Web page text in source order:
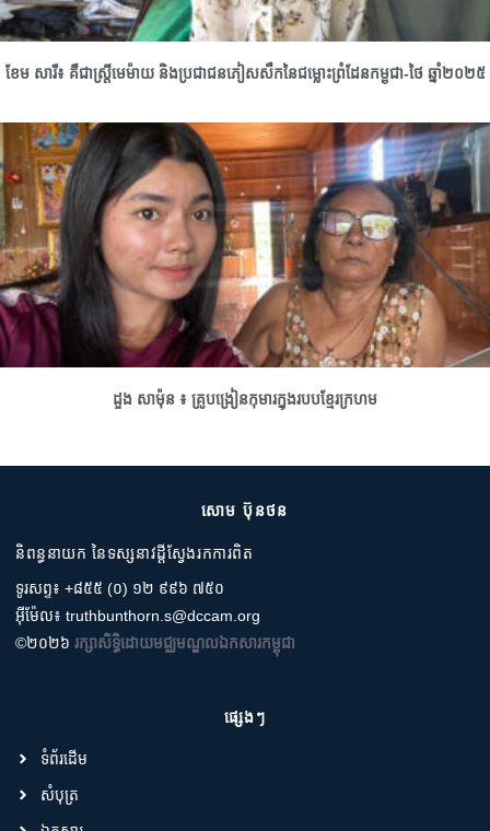
ខែម សារី៖ គឺជាស្រ្តីមេម៉ាយ និងប្រជាជនភៀសសឹកនៃជម្លោះព្រំដែនកម្ពុជា-ថៃ ឆ្នាំ២០២៥
ដួង សាម៉ុន ៖ គ្រូបង្រៀនកុមារក្នុងរបបខ្មែរក្រហម
សោម ប៊ុនថន
និពន្ធនាយក នៃទស្សនាវដ្តីស្វែងរកការពិត
ទូរសព្ទ៖ +៨៥៥ (០) ១២ ៩៩៦ ៧៥០
អ៊ីម៉ែល៖ truthbunthorn.s@dccam.org
©២០២៦ រក្សាសិទ្ធិដោយមជ្ឈមណ្ឌលឯកសារកម្ពុជា
ផ្សេងៗ
ទំព័រដើម
សំបុត្រ